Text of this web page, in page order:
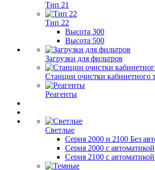
Тип 21
Тип 22
Высота 300
Высота 500
Загрузки для фильтров
Станции очистки кабинетного
Реагенты
Светлые
Серия 2000 и 2100 Без
Серия 2000 с автоматикой
Серия 2100 с автоматикой